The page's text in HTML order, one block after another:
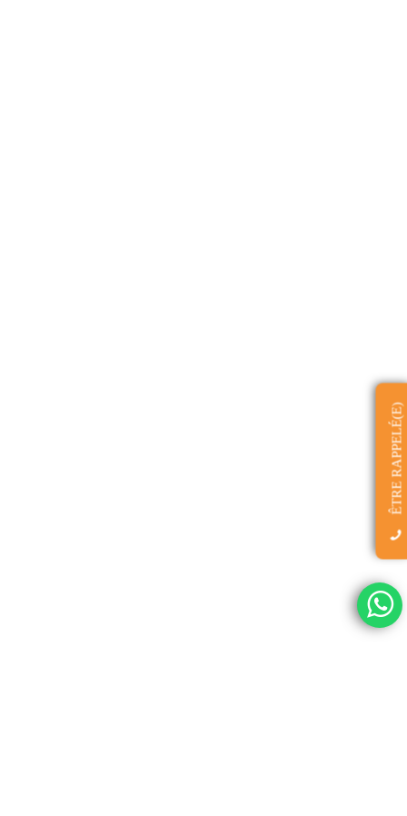
ÊTRE RAPPELÉ(E)